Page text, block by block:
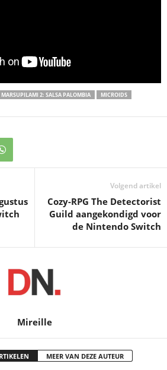
MARSUPILAMI 2: SALSA PALOMBIA
MICROIDS
Volgend artikel
Cozy-RPG The Detectorist
Guild aangekondigd voor
de Nintendo Switch
Mireille
MEER VAN DEZE AUTEUR